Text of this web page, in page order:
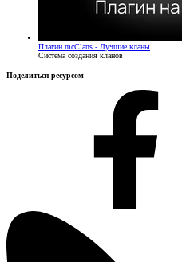
Плагин mcClans - Лучшие кланы
Система создания кланов
Поделиться ресурсом